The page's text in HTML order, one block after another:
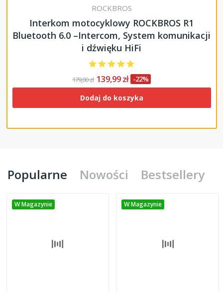
ROCKBROS
Interkom motocyklowy ROCKBROS R1
Bluetooth 6.0 –Intercom, System komunikacji
i dźwięku HiFi
179,00 zł 139,99 zł -22%
Dodaj do koszyka
Popularne Nowości Bestsellery
W Magazynie W Magazynie